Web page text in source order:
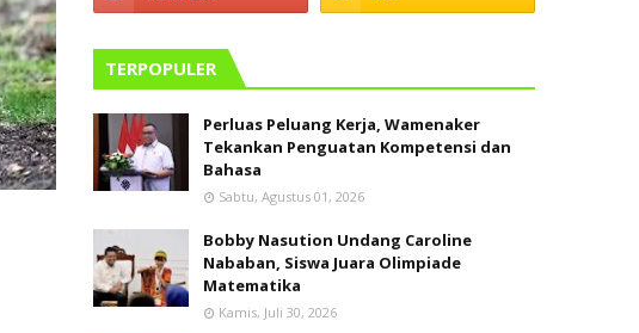
TERPOPULER
Perluas Peluang Kerja, Wamenaker
Tekankan Penguatan Kompetensi dan
Bahasa
Sabtu, Agustus 01, 2026
Bobby Nasution Undang Caroline
Nababan, Siswa Juara Olimpiade
Matematika
Kamis, Juli 30, 2026